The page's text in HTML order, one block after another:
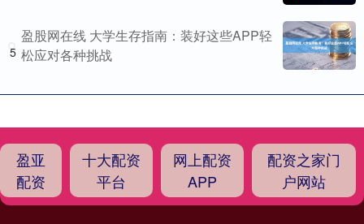
5
盈股网在线 大学生存指南：装好这些APP轻
松应对各种挑战
盈亚
配资
十大配资
平台
网上配资
APP
配资之家门
户网站